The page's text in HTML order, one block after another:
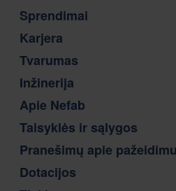
Sprendimai
Karjera
Tvarumas
Inžinerija
Apie Nefab
Taisyklės ir sąlygos
Pranešimų apie
Dotacijos